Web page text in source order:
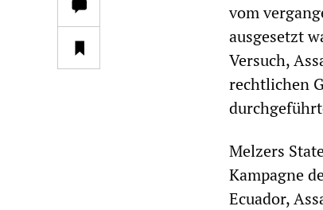
vom
ausgesetzt
Versuch,
rechtlichen
Melzers
Kampagne
Ecuador,